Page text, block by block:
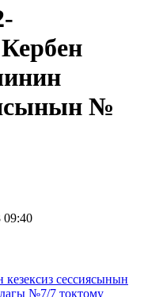
№
09:40
сессиясынын
№7/7 токтому